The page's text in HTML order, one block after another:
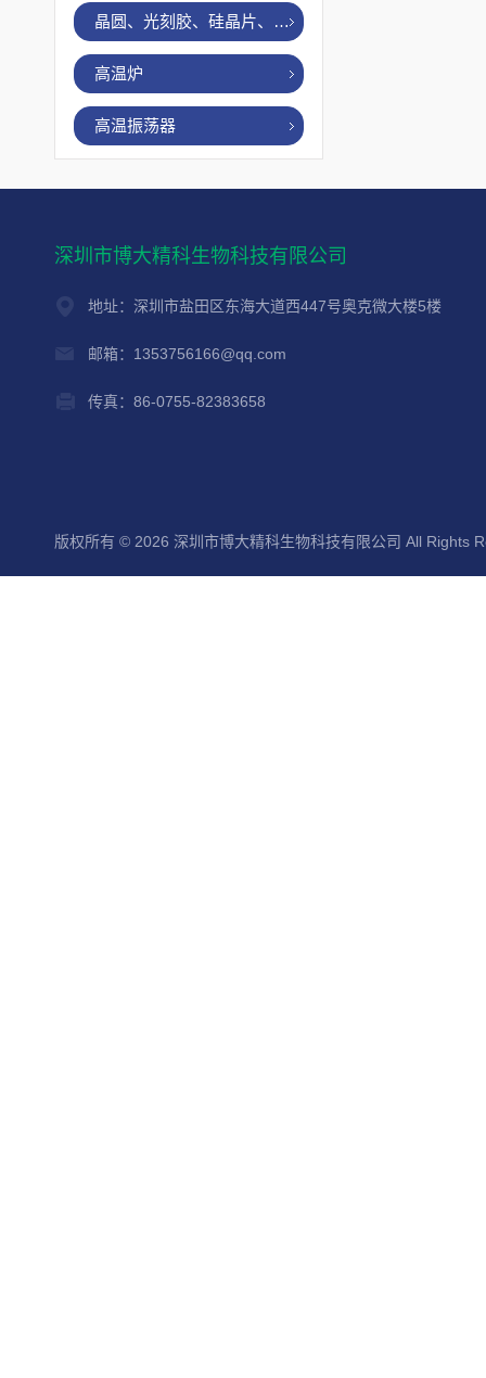
晶圆、光刻胶、硅晶片、烤胶机
高温炉
高温振荡器
深圳市博大精科生物科技有限公司
地址：深圳市盐田区东海大道西447号奥克微大楼5楼
邮箱：1353756166@qq.com
传真：86-0755-82383658
版权所有 © 2026 深圳市博大精科生物科技有限公司 All Rights